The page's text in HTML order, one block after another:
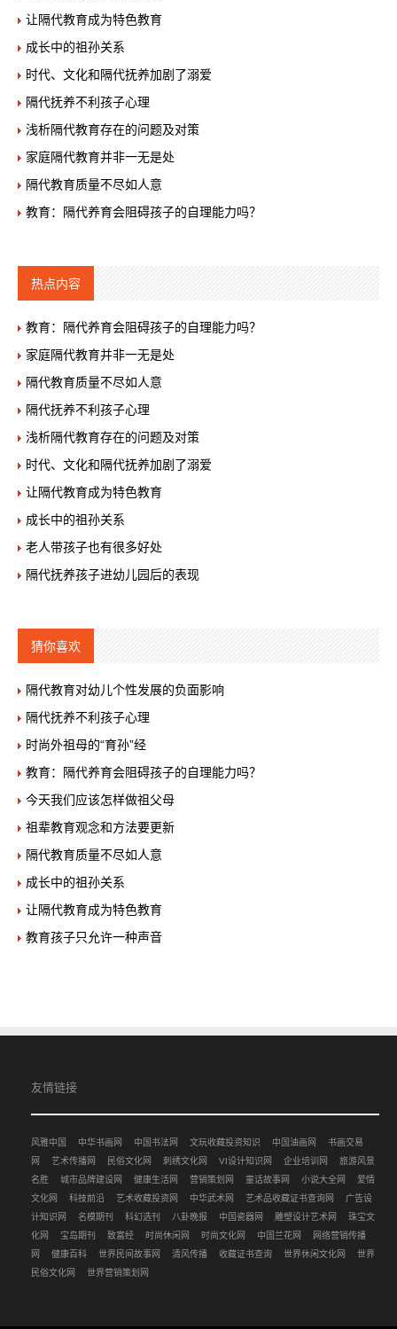
让隔代教育成为特色教育
成长中的祖孙关系
时代、文化和隔代抚养加剧了溺爱
隔代抚养不利孩子心理
浅析隔代教育存在的问题及对策
家庭隔代教育并非一无是处
隔代教育质量不尽如人意
教育：隔代养育会阻碍孩子的自理能力吗？
热点内容
教育：隔代养育会阻碍孩子的自理能力吗？
家庭隔代教育并非一无是处
隔代教育质量不尽如人意
隔代抚养不利孩子心理
浅析隔代教育存在的问题及对策
时代、文化和隔代抚养加剧了溺爱
让隔代教育成为特色教育
成长中的祖孙关系
老人带孩子也有很多好处
隔代抚养孩子进幼儿园后的表现
猜你喜欢
隔代教育对幼儿个性发展的负面影响
隔代抚养不利孩子心理
时尚外祖母的“育孙”经
教育：隔代养育会阻碍孩子的自理能力吗？
今天我们应该怎样做祖父母
祖辈教育观念和方法要更新
隔代教育质量不尽如人意
成长中的祖孙关系
让隔代教育成为特色教育
教育孩子只允许一种声音
友情链接
风雅中国 中华书画网 中国书法网 文玩收藏投资知识 中国油画网
书画交易
网
艺术传播网 民俗文化网 刺绣文化网 VI设计知识网 企业培训网
旅游风景
名胜
城市品牌建设网 健康生活网 营销策划网 童话故事网 小说大全网
爱情
文化网
科技前沿 艺术收藏投资网 中华武术网 艺术品收藏证书查询网
广告设
计知识网
名模期刊 科幻选刊 八卦晚报 中国瓷器网 雕塑设计艺术网
珠宝文
化网
宝岛期刊 致富经 时尚休闲网 时尚文化网 中国兰花网
网络营销传播
网
健康百科 世界民间故事网 清风传播 收藏证书查询 世界休闲文化网
世界
民俗文化网
世界营销策划网